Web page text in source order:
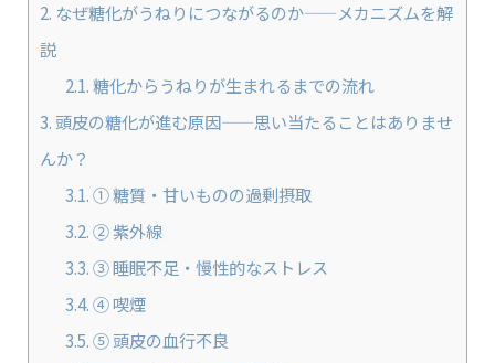
2. なぜ糖化がうねりにつながるのか——メカニズムを解
説
2.1.糖化からうねりが生まれるまでの流れ
3. 頭皮の糖化が進む原因——思い当たることはありませ
んか？
3.1.① 糖質・甘いものの過剰摂取
3.2.② 紫外線
3.3.③ 睡眠不足・慢性的なストレス
3.4.④ 喫煙
3.5.⑤ 頭皮の血行不良